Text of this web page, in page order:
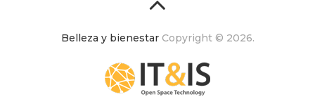
Belleza y bienestarCopyright © 2026.